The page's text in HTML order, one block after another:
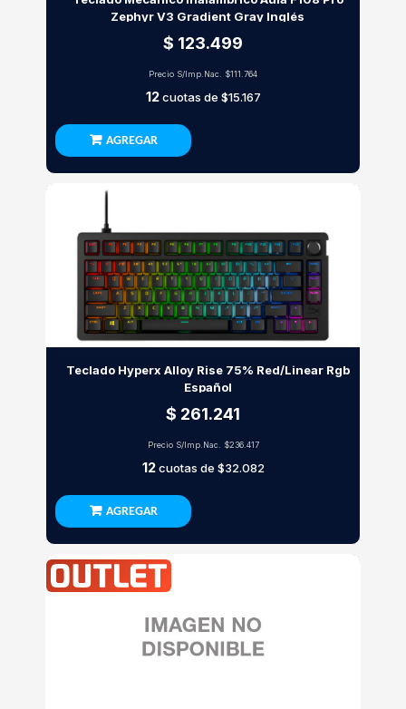
Zephyr V3 Gradient Gray Inglés
$ 123.499
Precio S/Imp.Nac. $111.764
12cuotas de $15.167
AGREGAR
Teclado Hyperx Alloy Rise 75% Red/Linear Rgb
Español
$ 261.241
Precio S/Imp.Nac. $236.417
12cuotas de $32.082
AGREGAR